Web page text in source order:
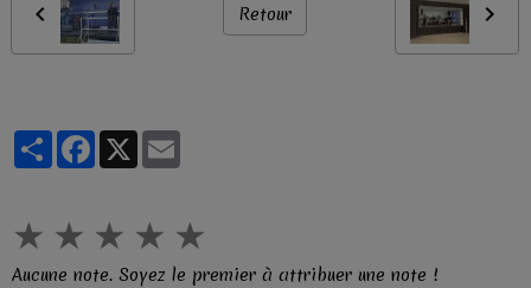
Retour
PartagerFacebook
X
★ ★ ★ ★ ★
Aucune note. Soyez le premier à attribuer une note !